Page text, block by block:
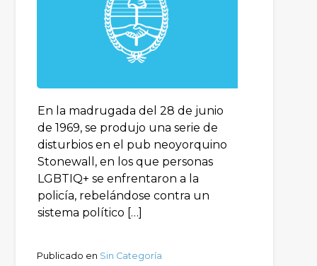
En la madrugada del 28 de junio
de 1969, se produjo una serie de
disturbios en el pub neoyorquino
Stonewall, en los que personas
LGBTIQ+ se enfrentaron a la
policía, rebelándose contra un
sistema político […]
Publicado en Sin Categoría